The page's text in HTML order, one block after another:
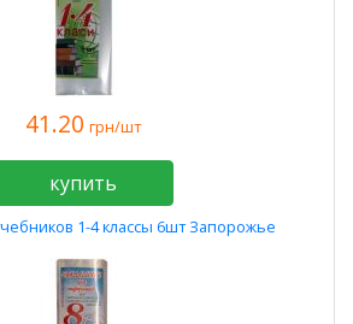
41.20 грн/шт
купить
1-4 классы 6шт Запорожье